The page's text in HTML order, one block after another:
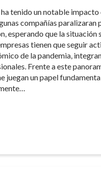
tenido un notable
compañías paralizaran
esperando que la situación
tienen que seguir
de la pandemia,
Frente a este
juegan un papel